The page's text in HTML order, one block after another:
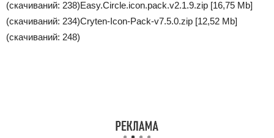
(cкачиваний: 238)Easy.Circle.icon.pack.v2.1.9.zip [16,75 Mb]
(cкачиваний: 234)Cryten-Icon-Pack-v7.5.0.zip [12,52 Mb]
(cкачиваний: 248)